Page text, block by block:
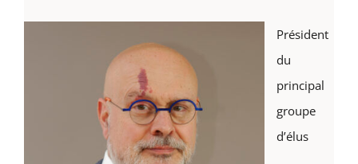
Président
du
principal
groupe
d’élus